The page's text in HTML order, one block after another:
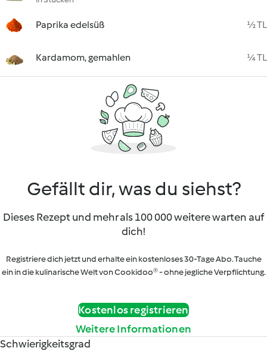
Paprika edelsüß ½ TL
Kardamom, gemahlen ¼ TL
Gefällt dir, was du siehst?
Dieses Rezept und mehr als 100 000 weitere warten auf
dich!
Registriere dich jetzt und erhalte ein kostenloses 30-Tage Abo. Tauche
ein in die kulinarische Welt von Cookidoo® - ohne jegliche Verpflichtung.
Kostenlos registrieren
Weitere Informationen
Schwierigkeitsgrad